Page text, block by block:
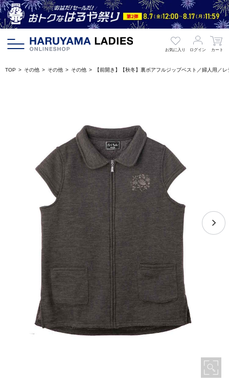
お気に入り ログイン カート
TOP その他 その他 その他 【前開き】【秋冬】裏ボアフルジップベスト／婦人用